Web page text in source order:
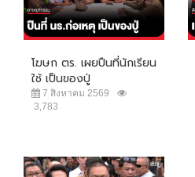
โฆษก ตร. เผยปืนที่นักเรียน
ใช้ เป็นของปู่
7 สิงหาคม 2569
3,783